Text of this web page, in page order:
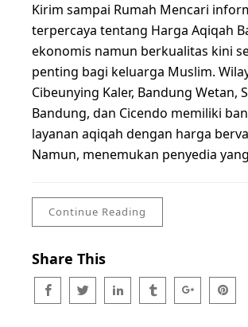
Kirim sampai Rumah Mencari
terpercaya tentang Harga Aqiqah
ekonomis namun berkualitas kini
penting bagi keluarga Muslim.
Cibeunying Kaler, Bandung Wetan,
Bandung, dan Cicendo memiliki
layanan aqiqah dengan harga
Namun, menemukan penyedia yang
Continue Reading
Share This